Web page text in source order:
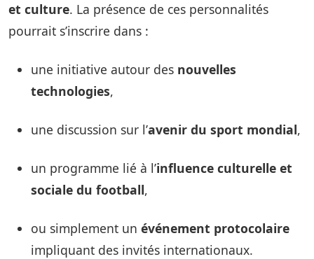
et culture. La présence de ces personnalités
pourrait s’inscrire dans :
une initiative autour des nouvelles
technologies,
une discussion sur l’avenir du sport mondial,
un programme lié à l’influence culturelle et
sociale du football,
ou simplement un événement protocolaire
impliquant des invités internationaux.